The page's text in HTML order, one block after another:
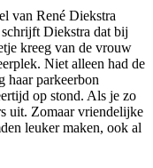
van René Diekstra
Diekstra dat bij
kreeg van de vrouw
Niet alleen had de
haar parkeerbon
op stond. Als je zo
uit. Zomaar vriendelijke
leuker maken, ook al